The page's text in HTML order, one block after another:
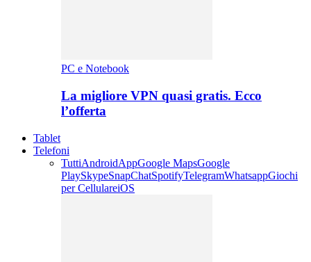
PC e Notebook
La migliore VPN quasi gratis. Ecco
l’offerta
Tablet
Telefoni
TuttiAndroidAppGoogle MapsGoogle
PlaySkypeSnapChatSpotifyTelegramWhatsappGiochi
per CellulareiOS